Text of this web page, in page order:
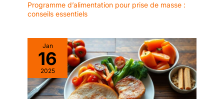
remplacement gratuit ou
Programme d’alimentation pour prise de masse :
conseils essentiels
Jan
16
2025